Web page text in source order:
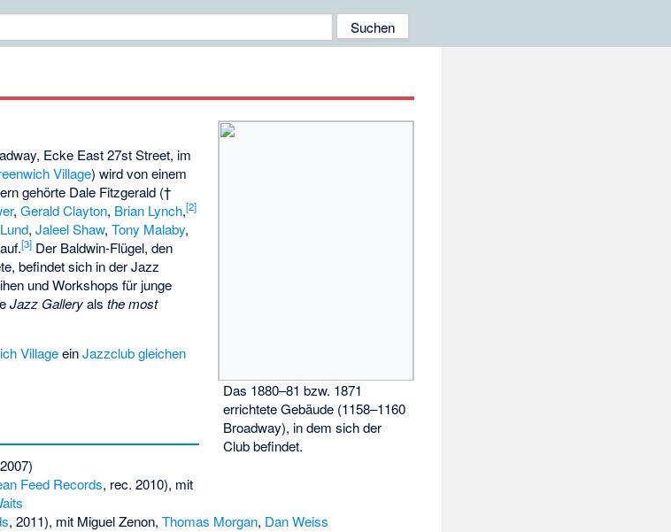
Das 1880–81 bzw. 1871
errichtete Gebäude (1158–1160
Broadway), in dem sich der
Club befindet.
Ecke East 27st Street, im
Village) wird von einem
gehörte Dale Fitzgerald (†
,Gerald Clayton, Brian Lynch,[2]
,Jaleel Shaw,Tony Malaby,
auf.[3] Der Baldwin-Flügel, den
befindet sich in der Jazz
und Workshops für junge
Jazz Galleryalsthe most
VillageeinJazzclub gleichen
Feed Records, rec. 2010), mit
, 2011), mit Miguel Zenon, Thomas Morgan, Dan Weiss